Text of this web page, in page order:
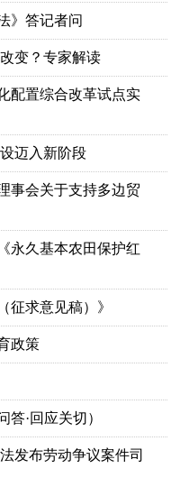
》答记者问
变？专家解读
配置综合改革试点实
迈入新阶段
事会关于支持多边贸
永久基本农田保护红
征求意见稿）》
政策
·回应关切）
发布劳动争议案件司